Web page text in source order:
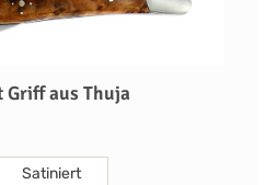
Griff aus Thuja
Satiniert